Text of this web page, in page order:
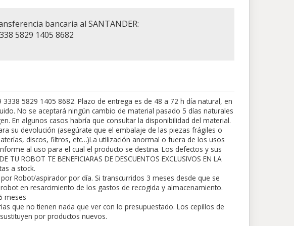
bancaria al SANTANDER:
5829 1405 8682
5829 1405 8682. Plazo de entrega es de 48 a 72 h día natural, en
No se aceptará ningún cambio de material pasado 5 días naturales
En algunos casos habría que consultar la disponibilidad del material.
su devolución (asegúrate que el embalaje de las piezas frágiles o
discos, filtros, etc…)La utilización anormal o fuera de los usos
al uso para el cual el producto se destina. Los defectos y sus
ROBOT TE BENEFICIARAS DE DESCUENTOS EXCLUSIVOS EN LA
a stock.
Robot/aspirador por día. Si transcurridos 3 meses desde que se
en resarcimiento de los gastos de recogida y almacenamiento.
meses
que no tienen nada que ver con lo presupuestado. Los cepillos de
por productos nuevos.